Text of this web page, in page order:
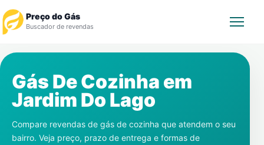
Preço do Gás
Buscador de revendas
Revendedor
Notícias
Gás De Cozinha em
Jardim Do Lago
Compare revendas de gás de cozinha que atendem o seu
bairro. Veja preço, prazo de entrega e formas de